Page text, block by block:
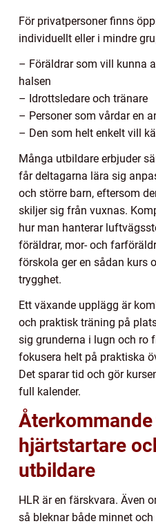
För privatpersoner finns
individuellt eller i mindre
– Föräldrar som vill kunna
halsen
– Idrottsledare och tränare
– Personer som vårdar en
– Den som helt enkelt vill
Många utbildare erbjuder
får deltagarna lära sig
och större barn, eftersom
skiljer sig från vuxnas.
hur man hanterar
föräldrar, mor- och
förskola ger en sådan kurs
trygghet.
Ett växande upplägg är
och praktisk träning på
sig grunderna i lugn och ro
fokusera helt på praktiska
Det sparar tid och gör
full kalender.
hjärtstartare
utbildare
HLR är en färskvara. Även
så bleknar både minnet